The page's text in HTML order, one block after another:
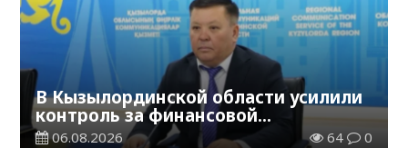
В Кызылординской области усилили
контроль за финансовой
дисциплиной
06.08.2026 64 0